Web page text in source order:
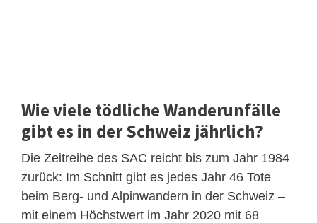
Wie viele tödliche Wanderunfälle
gibt es in der Schweiz jährlich?
Die Zeitreihe des SAC reicht bis zum Jahr 1984
zurück: Im Schnitt gibt es jedes Jahr 46 Tote
beim Berg- und Alpinwandern in der Schweiz –
mit einem Höchstwert im Jahr 2020 mit 68